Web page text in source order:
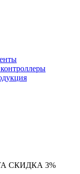
СКИДКА 3%